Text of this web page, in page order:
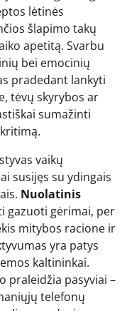
lėtinės
šlapimo takų
apetitą. Svarbu
bei emocinių
pradedant lankyti
tėvų skyrybos ar
sumažinti
vaikų
susijęs su ydingais
Nuolatinis
gazuoti gėrimai, per
mitybos racione ir
yra patys
kaltininkai.
praleidžia pasyviai –
telefonų